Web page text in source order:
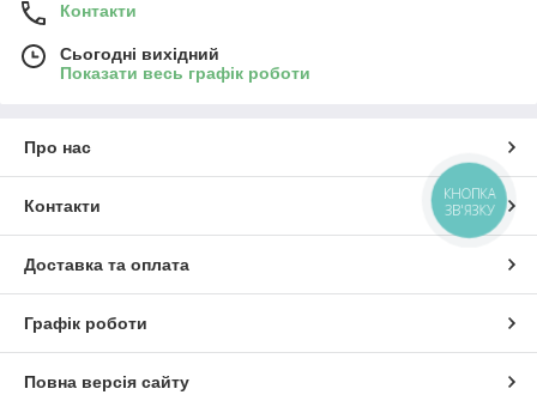
Контакти
Сьогодні вихідний
Показати весь графік роботи
Про нас
Контакти
Доставка та оплата
Графік роботи
Повна версія сайту
КНОПКА
ЗВ'ЯЗКУ